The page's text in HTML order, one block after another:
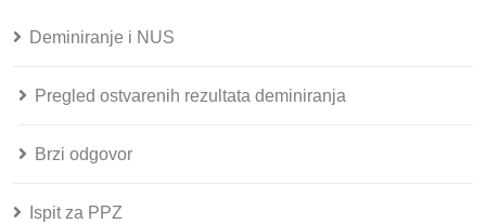
Deminiranje i NUS
Pregled ostvarenih rezultata deminiranja
Brzi odgovor
Ispit za PPZ